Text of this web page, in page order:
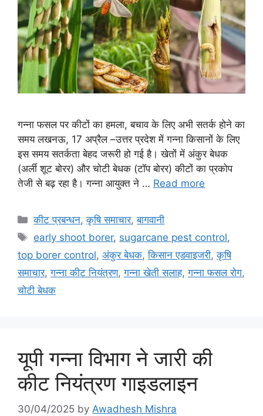
गन्ना फसल पर कीटों का हमला, बचाव के लिए अभी सतर्क होने का
समय लखनऊ, 17 अप्रैल –उत्तर प्रदेश में गन्ना किसानों के लिए
इस समय सतर्कता बेहद जरूरी हो गई है। खेतों में अंकुर बेधक
(अर्ली शूट बोरर) और चोटी बेधक (टॉप बोरर) कीटों का प्रकोप
तेजी से बढ़ रहा है। गन्ना आयुक्त ने … Read more
कीट प्रबन्धन,कृषि समाचार,बागवानी
early shoot borer, sugarcane pest control,
top borer control, अंकुर बेधक,किसान एडवाइजरी,कृषि
समाचार,गन्ना कीट नियंत्रण,गन्ना खेती सलाह,गन्ना फसल रोग,
चोटी बेधक
यूपी गन्ना विभाग ने जारी की
कीट नियंत्रण गाइडलाइन
30/04/2025 by Awadhesh Mishra